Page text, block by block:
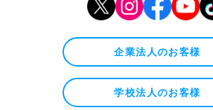
企業法人のお客様
学校法人のお客様